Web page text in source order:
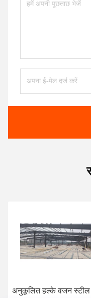
अनुकूलित हल्के वजन स्टील